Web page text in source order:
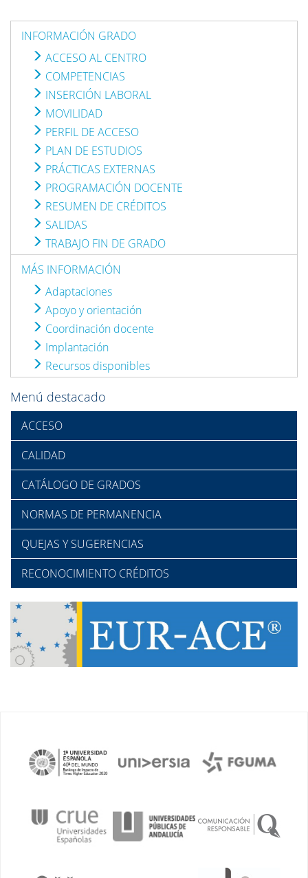
INFORMACIÓN GRADO
ACCESO AL CENTRO
COMPETENCIAS
INSERCIÓN LABORAL
MOVILIDAD
PERFIL DE ACCESO
PLAN DE ESTUDIOS
PRÁCTICAS EXTERNAS
PROGRAMACIÓN DOCENTE
RESUMEN DE CRÉDITOS
SALIDAS
TRABAJO FIN DE GRADO
MÁS INFORMACIÓN
Adaptaciones
Apoyo y orientación
Coordinación docente
Implantación
Recursos disponibles
Menú destacado
ACCESO
CALIDAD
CATÁLOGO DE GRADOS
NORMAS DE PERMANENCIA
QUEJAS Y SUGERENCIAS
RECONOCIMIENTO CRÉDITOS